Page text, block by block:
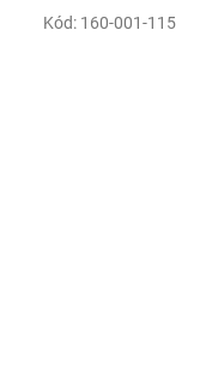
Kód: 160-001-115